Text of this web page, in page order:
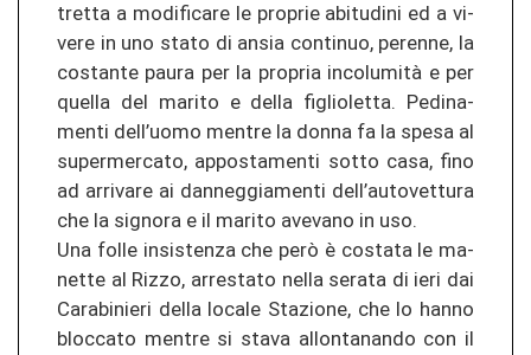
tret­ta a mo­di­fi­ca­re le pro­prie ab­itu­di­ni ed a vi­
ve­re in uno stato di ansia con­ti­nuo, per­en­ne, la
cos­tan­te paura per la pro­pria incolumità e per
quel­la del ma­ri­to e della figlio­let­ta. Pe­d­i­na­
men­ti dell’uomo men­tre la donna fa la spesa al
su­per­mer­ca­to, ap­pos­ta­men­ti sotto casa, fino
ad ar­ri­va­re ai dan­neg­gia­men­ti dell’au­to­vet­tu­ra
che la sig­no­ra e il ma­ri­to ave­va­no in uso.
Una folle in­sis­ten­za che però è cos­ta­ta le ma­
net­te al Rizzo, ar­res­ta­to nella se­ra­ta di ieri dai
Ca­ra­bi­nie­ri della lo­ca­le Sta­zio­ne, che lo hanno
bloc­ca­to men­tre si stava al­lon­ta­nan­do con il